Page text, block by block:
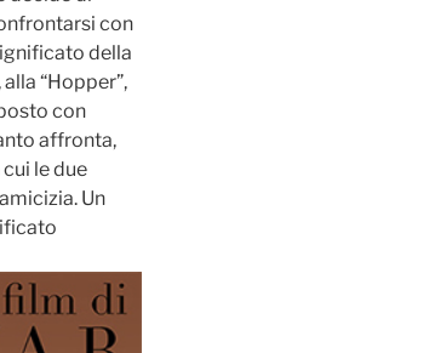
con
della
“Hopper”,
con
affronta,
le due
Un